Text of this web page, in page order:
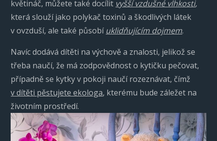
květináč, můžete také docílit vyšší vzdušné vlhkosti,
která slouží jako polykač toxinů a škodlivých látek
v ovzduší, ale také působí uklidňujícím dojmem.
Navíc dodává dítěti na výchově a znalosti, jelikož se
třeba naučí, že má zodpovědnost o kytičku pečovat,
případně se kytky v pokoji naučí rozeznávat, čímž
v dítěti pěstujete ekologa, kterému bude záležet na
životním prostředí.